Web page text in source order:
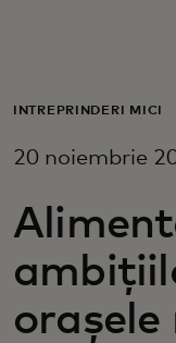
Pentru
Pentru
Știri și
ÎNTREPRINDERI MICI
20 noiembrie
orașele